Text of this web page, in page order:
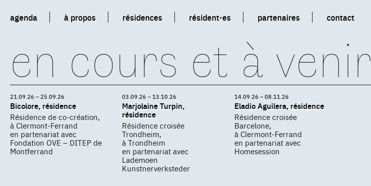
agenda à propos résidences résident·es partenaires contact
en cours et à venir
21.09.26 – 25.09.26
Bicolore, résidence
Résidence de co-création,
à Clermont-Ferrand
en partenariat avec
Fondation OVE – DITEP de
Montferrand
03.09.26 – 13.10.26
Marjolaine Turpin,
résidence
Résidence croisée
Trondheim,
à Trondheim
en partenariat avec
Lademoen
Kunstnerverksteder
14.09.26 – 08.11.26
Eladio Aguilera, résidence
Résidence croisée
Barcelone,
à Clermont-Ferrand
en partenariat avec
Homesession